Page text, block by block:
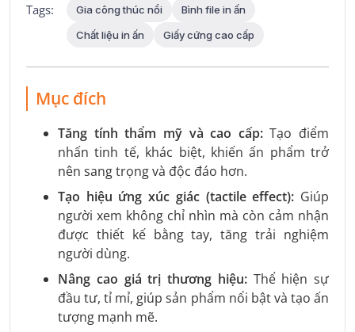
Tags:
Gia công thúc nổi
Bình file in ấn
Chất liệu in ấn
Giấy cứng cao cấp
Mục đích
Tăng tính thẩm mỹ và cao cấp:Tạo điểm
nhấn tinh tế, khác biệt, khiến ấn phẩm trở
nên sang trọng và độc đáo hơn.
Tạo hiệu ứng xúc giác (tactile effect): Giúp
người xem không chỉ nhìn mà còn cảm nhận
được thiết kế bằng tay, tăng trải nghiệm
người dùng.
Nâng cao giá trị thương hiệu:Thể hiện sự
đầu tư, tỉ mỉ, giúp sản phẩm nổi bật và tạo ấn
tượng mạnh mẽ.